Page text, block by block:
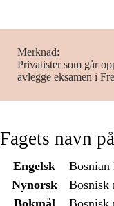
Merknad
Privatister som går
avlegge eksamen i
Fagets navn
Engelsk
Nynorsk
Bosnisk